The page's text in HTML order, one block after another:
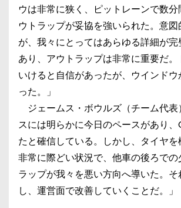
ウは非常に狭く、ピットレーンで数
ウトラップが妥協を強いられた。意
が、我々にとってはあらゆる詳細が
あり、アウトラップは非常に重要だ。
いけると自信があったが、ウインドウ
った。」
ジェームス・ボウルズ（チーム代表
スには明らかに今日のペースがあり、
たと確信している。しかし、タイヤ
非常に際どい状況で、他車の後ろでの
ラップが我々を悪い方向へ導いた。
し、運営面で改善していくことだ。」